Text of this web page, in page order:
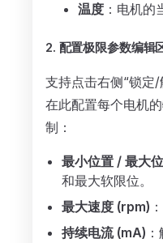
温度 ：电机的
2. 配置极限参数编辑
支持点击右侧“锁定
在此配置每个电机
制：
最小位置 / 最大
和最大软限位。
最大速度 (rpm)
持续电流 (mA)